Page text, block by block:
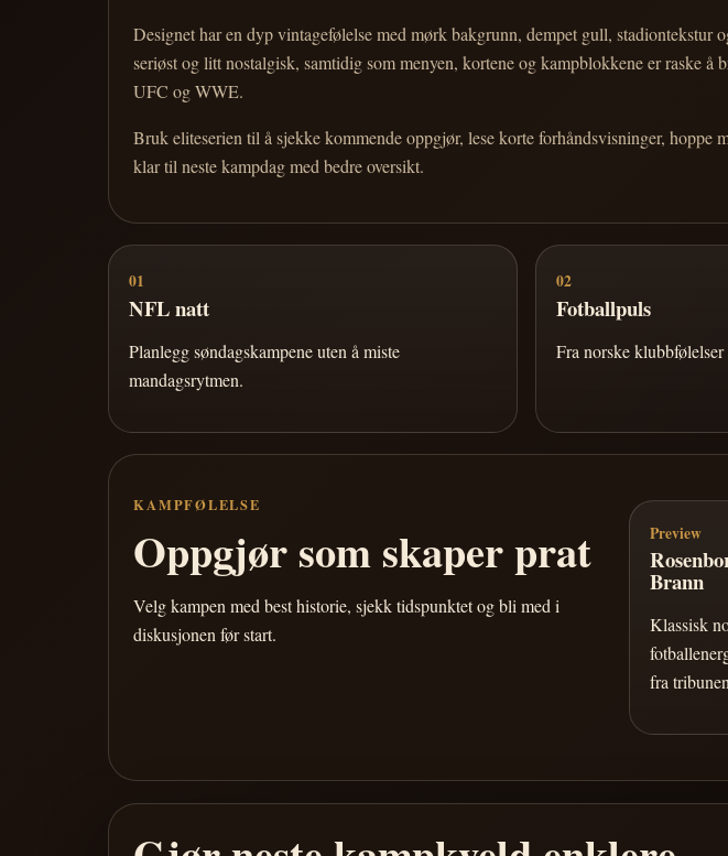
Designet har en dyp vintagefølelse med mørk bakgrunn, dempet gull,
seriøst og litt nostalgisk, samtidig som menyen, kortene og kampblokkene er
UFC og WWE.
Bruk eliteserien til å sjekke kommende oppgjør, lese korte forhåndsvisninger,
klar til neste kampdag med bedre oversikt.
01
NFL natt
Planlegg søndagskampene uten å miste
mandagsrytmen.
02
Fotballpuls
Fra norske
KAMPFØLELSE
Oppgjør som skaper prat
Velg kampen med best historie, sjekk tidspunktet og bli med i
diskusjonen før start.
Preview
Brann
Klassisk
fra